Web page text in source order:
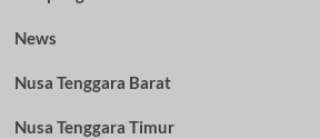
News
Nusa Tenggara Barat
Nusa Tenggara Timur